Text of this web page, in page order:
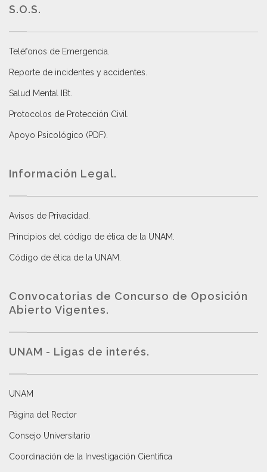
S.O.S.
Teléfonos de Emergencia.
Reporte de incidentes y accidentes
Salud Mental IBt
Protocolos de Protección Civil
Apoyo Psicológico (PDF)
Información Legal.
Avisos de Privacidad
Principios del código de ética de la UNAM
Código de ética de la UNAM
Convocatorias de Concurso de Oposición
Abierto Vigentes.
UNAM - Ligas de interés.
UNAM
Página del Rector
Consejo Universitario
Coordinación de la Investigación Científica